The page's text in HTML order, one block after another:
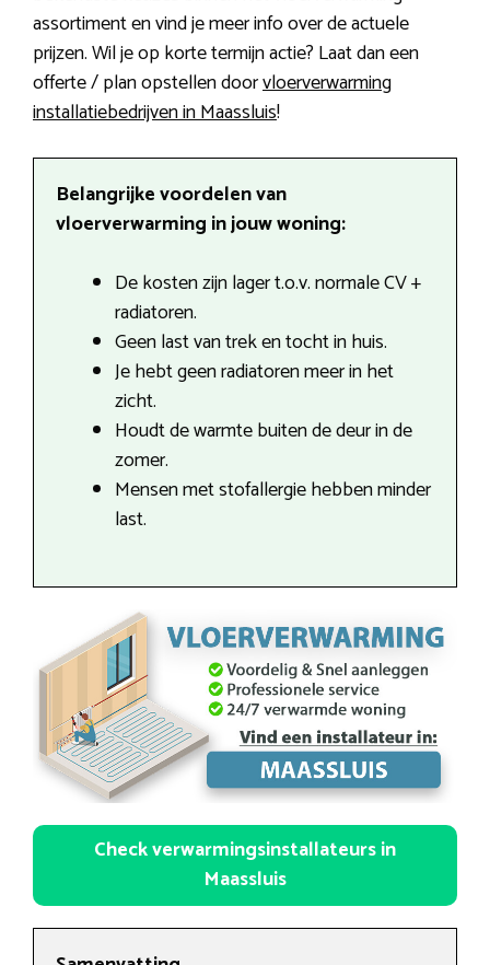
assortiment en vind je meer info over de actuele
prijzen. Wil je op korte termijn actie? Laat dan een
offerte / plan opstellen doorvloerverwarming
installatiebedrijven in Maassluis!
Belangrijke voordelen van
vloerverwarming in jouw woning:
De kosten zijn lager t.o.v. normale CV +
radiatoren.
Geen last van trek en tocht in huis.
Je hebt geen radiatoren meer in het
zicht.
Houdt de warmte buiten de deur in de
zomer.
Mensen met stofallergie hebben minder
last.
Check verwarmingsinstallateurs in
Maassluis